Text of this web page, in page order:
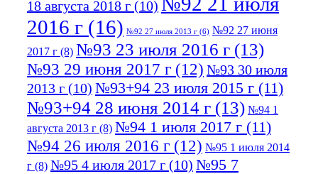
18 августа 2018 г (10)
2016 г (16) №92 27 июля 2013 г (6) №92 27 июня
2017 г (8) №93 23 июля 2016 г (13)
№93 29 июня 2017 г (12) №93 30 июля
2013 г (10) №93+94 23 июля 2015 г (11)
№93+94 28 июня 2014 г (13) №94 1
августа 2013 г (8) №94 1 июля 2017 г (11)
№94 26 июля 2016 г (12) №95 1 июля 2014
г (8) №95 4 июля 2017 г (10) №95 7